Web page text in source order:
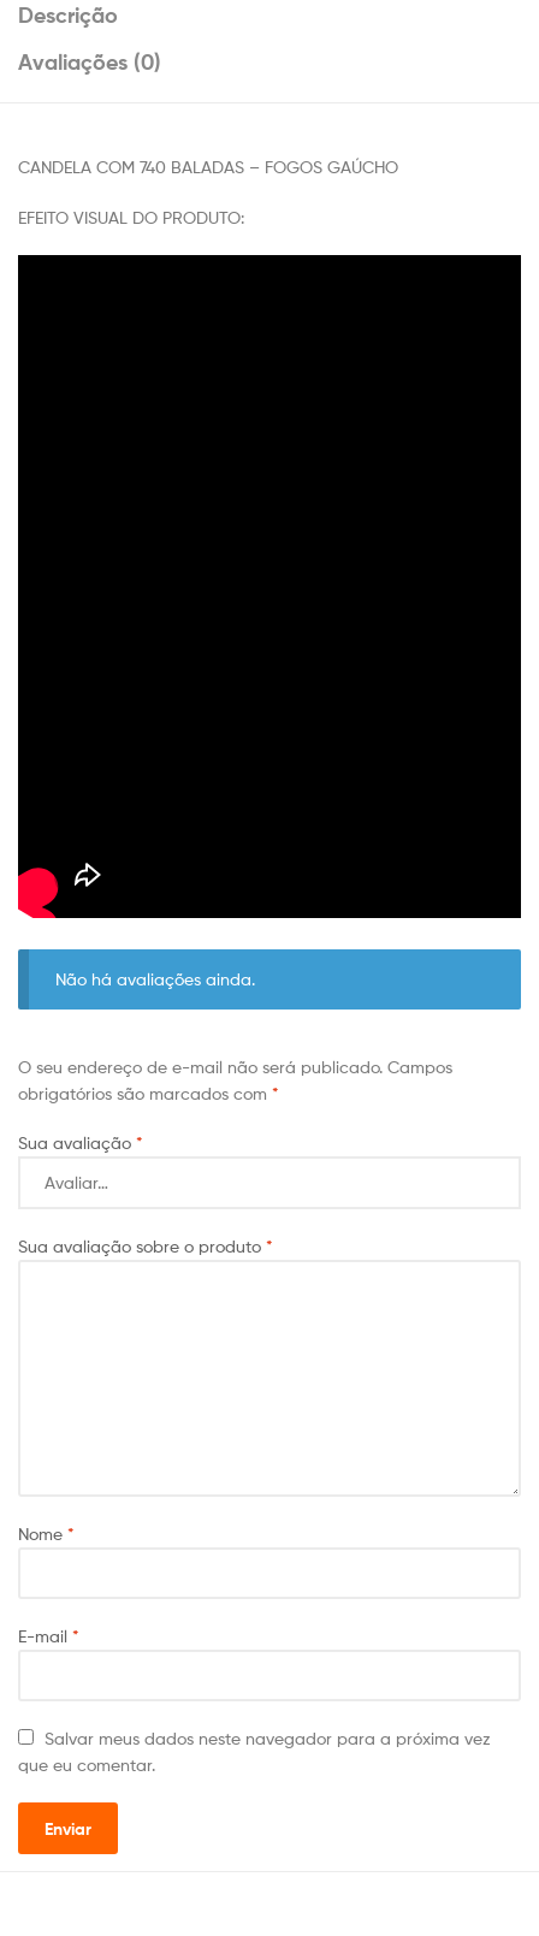
Descrição
Avaliações (0)
CANDELA COM 740 BALADAS – FOGOS GAÚCHO
EFEITO VISUAL DO PRODUTO:
Não há avaliações ainda.
O seu endereço de e-mail não será publicado. Campos
obrigatórios são marcados com *
Sua avaliação *
Sua avaliação sobre o produto *
Nome *
E-mail *
Salvar meus dados neste navegador para a próxima vez
que eu comentar.